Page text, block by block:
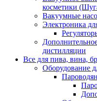
косметики
Вакуумные
Электроника
дистилляции
Все для пива, вина,
Оборудование